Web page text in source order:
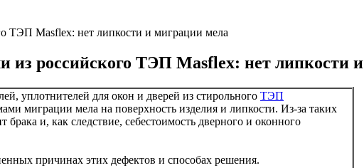
ТЭП Masflex: нет липкости и миграции мела
российского ТЭП Masflex: нет липкости
уплотнителей для окон и дверей из стирольного ТЭП
миграции мела на поверхность изделия и липкости. Из-за таких
брака и, как следствие, себестоимость дверного и оконного
причинах этих дефектов и способах решения.